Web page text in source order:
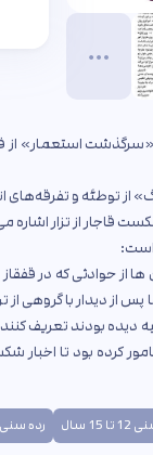
استعمار» از
از توطئه و
قاجار از تزار اشاره
ها از حوادثی که در
پس از دیدار با گروهی
دیده بودند تعریف
کرده بود تا
15 سال رده سنی 15 تا 18 سال